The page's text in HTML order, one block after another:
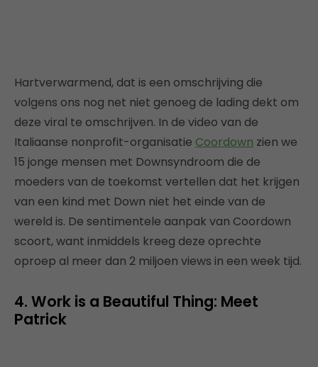
Hartverwarmend, dat is een omschrijving die
volgens ons nog net niet genoeg de lading dekt om
deze viral te omschrijven. In de video van de
Italiaanse nonprofit-organisatie Coordown zien we
15 jonge mensen met Downsyndroom die de
moeders van de toekomst vertellen dat het krijgen
van een kind met Down niet het einde van de
wereld is. De sentimentele aanpak van Coordown
scoort, want inmiddels kreeg deze oprechte
oproep al meer dan 2 miljoen views in een week tijd.
4. Work is a Beautiful Thing: Meet
Patrick